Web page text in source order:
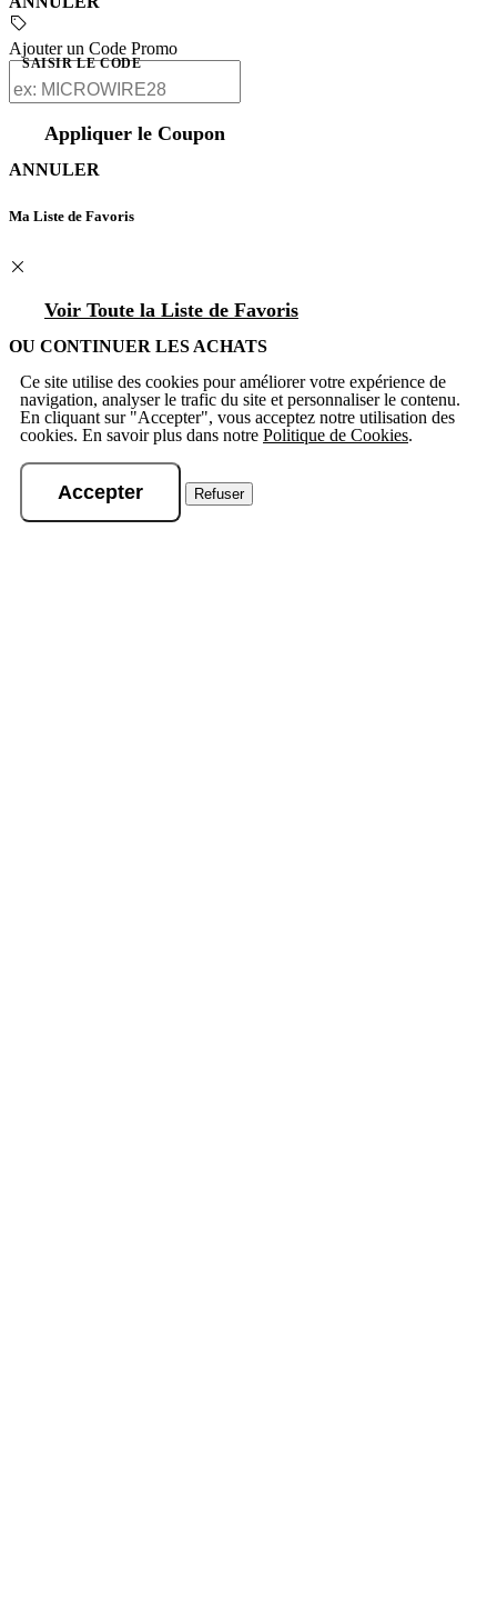
Ajouter un Code Promo
SAISIR LE CODE
Appliquer le Coupon
ANNULER
Ma Liste de Favoris
Voir Toute la Liste de Favoris
OU CONTINUER LES ACHATS
Ce site utilise des cookies pour améliorer votre expérience de
navigation, analyser le trafic du site et personnaliser le contenu.
En cliquant sur "Accepter", vous acceptez notre utilisation des
cookies. En savoir plus dans notre Politique de Cookies.
Accepter Refuser